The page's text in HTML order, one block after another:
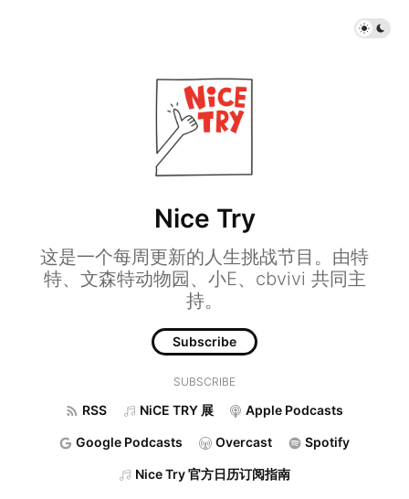
Nice Try
这是一个每周更新的人生挑战节目。由特
特、文森特动物园、小E、cbvivi 共同主
持。
Subscribe
SUBSCRIBE
RSS NiCE TRY 展 Apple Podcasts
Google Podcasts Overcast Spotify
Nice Try 官方日历订阅指南